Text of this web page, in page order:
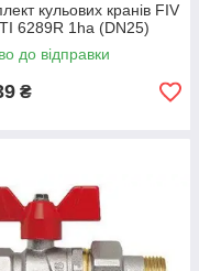
кульових кранів FIV
6289R 1ha (DN25)
до відправки
₴